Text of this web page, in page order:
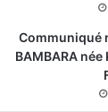
Communiqué
BAMBARA née